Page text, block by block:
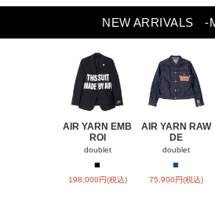
NEW ARRIVALS -
AIR YARN EMB
ROI
doublet
■
198,000円(税込)
AIR YARN RAW
DE
doublet
■
75,900円(税込)